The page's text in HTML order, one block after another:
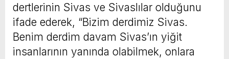
dertlerinin Sivas ve Sivaslılar olduğunu
ifade ederek, “Bizim derdimiz Sivas.
Benim derdim davam Sivas’ın yiğit
insanlarının yanında olabilmek, onlara